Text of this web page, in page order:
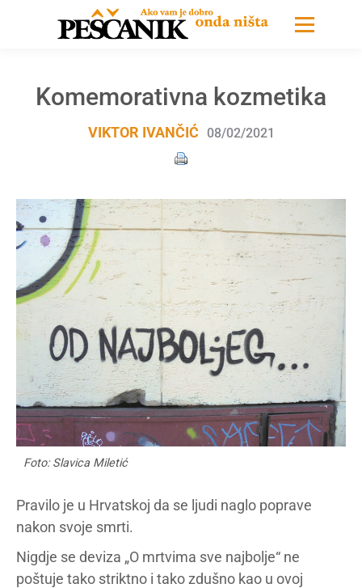
Komemorativna kozmetika
VIKTOR IVANČIĆ 08/02/2021
Foto: Slavica Miletić
Pravilo je u Hrvatskoj da se ljudi naglo poprave
nakon svoje smrti.
Nigdje se deviza „O mrtvima sve najbolje“ ne
poštuje tako striktno i tako zdušno kao u ovoj